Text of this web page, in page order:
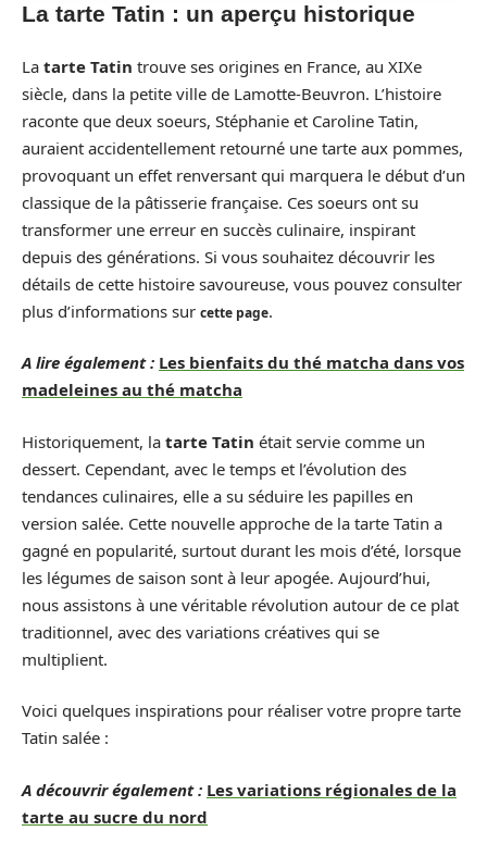
La tarte Tatin : un aperçu historique
La tarte Tatin trouve ses origines en France, au XIXe
siècle, dans la petite ville de Lamotte-Beuvron. L’histoire
raconte que deux soeurs, Stéphanie et Caroline Tatin,
auraient accidentellement retourné une tarte aux pommes,
provoquant un effet renversant qui marquera le début d’un
classique de la pâtisserie française. Ces soeurs ont su
transformer une erreur en succès culinaire, inspirant
depuis des générations. Si vous souhaitez découvrir les
détails de cette histoire savoureuse, vous pouvez consulter
plus d’informations sur cette page.
A lire également : Les bienfaits du thé matcha dans vos
madeleines au thé matcha
Historiquement, la tarte Tatin était servie comme un
dessert. Cependant, avec le temps et l’évolution des
tendances culinaires, elle a su séduire les papilles en
version salée. Cette nouvelle approche de la tarte Tatin a
gagné en popularité, surtout durant les mois d’été, lorsque
les légumes de saison sont à leur apogée. Aujourd’hui,
nous assistons à une véritable révolution autour de ce plat
traditionnel, avec des variations créatives qui se
multiplient.
Voici quelques inspirations pour réaliser votre propre tarte
Tatin salée :
A découvrir également : Les variations régionales de la
tarte au sucre du nord